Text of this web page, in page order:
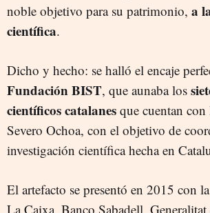
noble objetivo para su patrimonio, a
científica.
Dicho y hecho: se halló el encaje
Fundación BIST, que aunaba los
científicos catalanes que cuentan con
Severo Ochoa, con el objetivo de
investigación científica hecha en
El artefacto se presentó en 2015 con
La Caixa, Banco Sabadell, Generalitat